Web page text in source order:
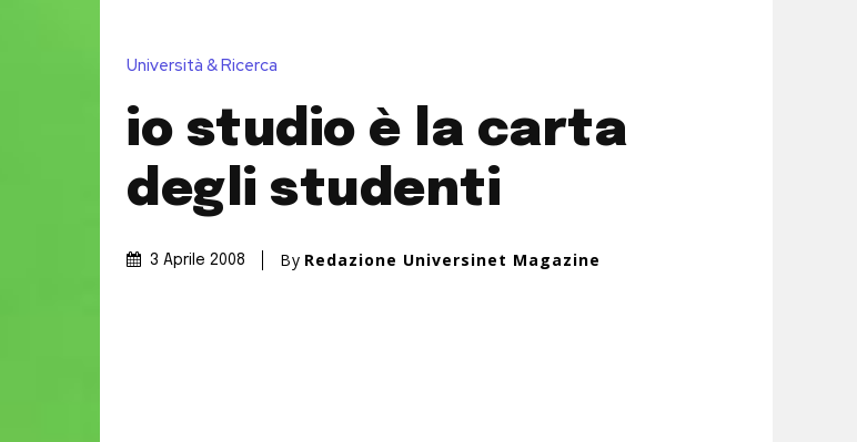
Università & Ricerca
io studio è la carta
degli studenti
3 Aprile 2008 By Redazione Universinet Magazine